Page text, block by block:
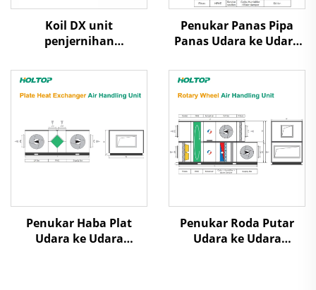
Koil DX unit
penjernihan
Penukar Panas Pipa
Panas Udara ke Udara
Penanganan Udara
Penukar Haba Plat
Udara ke Udara
Penukar Roda Putar
Udara ke Udara